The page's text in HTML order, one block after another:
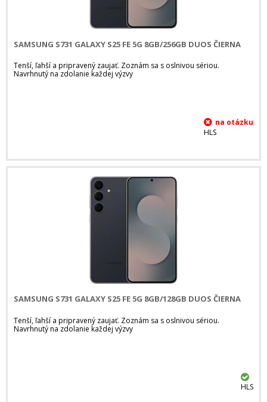
SAMSUNG S731 GALAXY S25 FE 5G 8GB/256GB DUOS ČIERNA
Tenší, ľahší a pripravený zaujať. Zoznám sa s oslnivou sériou.
Navrhnutý na zdolanie každej výzvy
HLS
SAMSUNG S731 GALAXY S25 FE 5G 8GB/128GB DUOS ČIERNA
Tenší, ľahší a pripravený zaujať. Zoznám sa s oslnivou sériou.
Navrhnutý na zdolanie každej výzvy
HLS